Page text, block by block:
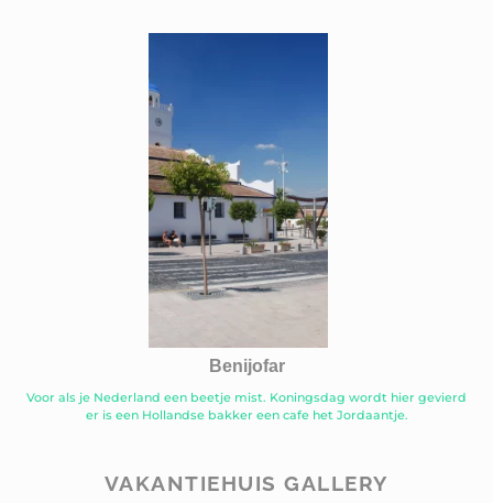
Benijofar
Voor als je Nederland een beetje mist. Koningsdag wordt hier gevierd
er is een Hollandse bakker een cafe het Jordaantje.
VAKANTIEHUIS GALLERY